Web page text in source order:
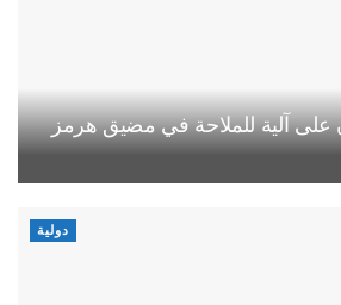
على آلية للملاحة في مضيق هرمز
دولية